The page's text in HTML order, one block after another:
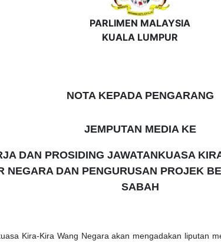
PARLIMEN MALAYSIA
KUALA LUMPUR
NOTA KEPADA PENGARANG
JEMPUTAN MEDIA KE
DAN PROSIDING JAWATANKUASA
NEGARA DAN PENGURUSAN PROJEK
SABAH
Kira-Kira Wang Negara akan mengadakan liputan